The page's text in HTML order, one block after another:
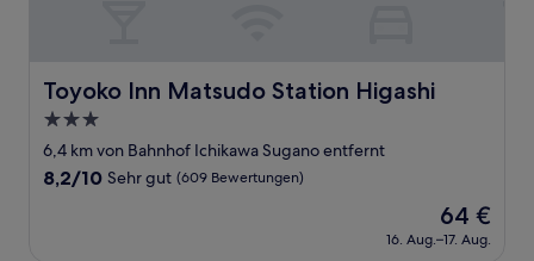
Toyoko Inn Matsudo Station Higashi
Toyoko Inn Matsudo Station Higashi
3.0-
Sterne-
Unterkunft
6,4 km von Bahnhof Ichikawa Sugano entfernt
8.2
8,2/10 Sehr gut (609 Bewertungen)
Der
Preis
beträgt
64 €
16. Aug.–17. Aug.